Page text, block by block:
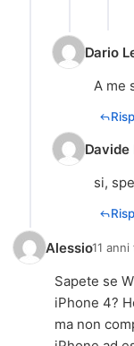
Dario
A me
Davide
si,
Alessio11 anni
Sapete se
iPhone 4?
ma non